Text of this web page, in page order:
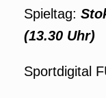
Spieltag:
(13.30 Uhr)
Sportdigital